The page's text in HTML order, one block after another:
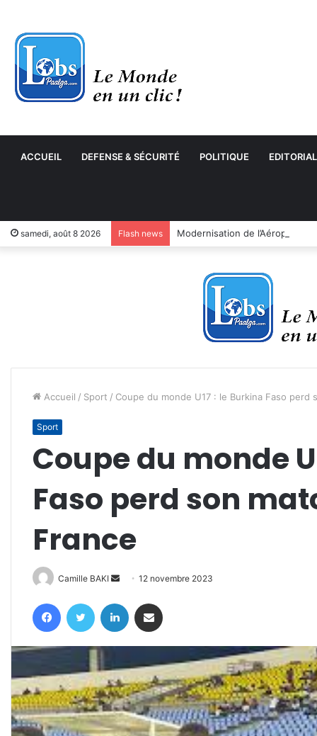
ACCUEIL DEFENSE & SÉCURITÉ POLITIQUE EDITORIAL
samedi, août 8 2026 Flash news
Accueil / Sport / Coupe du monde U17 : le Burkina Faso perd
Sport
Coupe du monde
Faso perd son
France
Camille BAKI
Envoyer
courriel
12 novembre 2023
FacebookTwitter Linkedin